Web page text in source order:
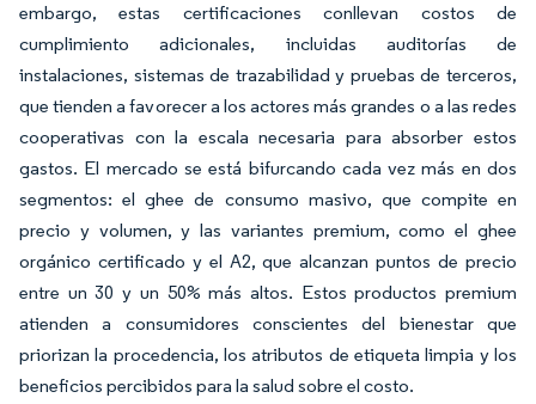
embargo, estas certificaciones conllevan costos de
cumplimiento adicionales, incluidas auditorías de
instalaciones, sistemas de trazabilidad y pruebas de terceros,
que tienden a favorecer a los actores más grandes o a las redes
cooperativas con la escala necesaria para absorber estos
gastos. El mercado se está bifurcando cada vez más en dos
segmentos: el ghee de consumo masivo, que compite en
precio y volumen, y las variantes premium, como el ghee
orgánico certificado y el A2, que alcanzan puntos de precio
entre un 30 y un 50% más altos. Estos productos premium
atienden a consumidores conscientes del bienestar que
priorizan la procedencia, los atributos de etiqueta limpia y los
beneficios percibidos para la salud sobre el costo.